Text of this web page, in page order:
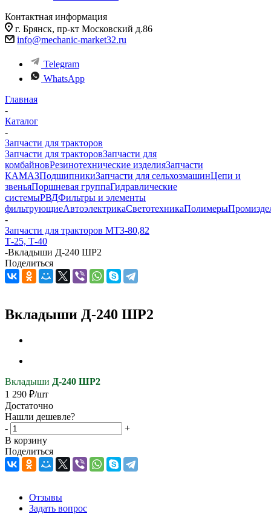
Контактная информация
г. Брянск, пр-кт Московский д.86
info@mechanic-market32.ru
Telegram
WhatsApp
Главная
-
Каталог
-
Запчасти для тракторов
Запчасти для тракторовЗапчасти для
комбайновРезинотехнические изделияЗапчасти
КАМАЗПодшипникиЗапчасти для сельхозмашинЦепи и
звеньяПоршневая группаГидравлические
системыРВДФильтры и элементы
фильтрующиеАвтоэлектрикаСветотехникаПолимеры
-
Запчасти для тракторов МТЗ-80,82
Т-25, Т-40
-Вкладыши Д-240 ШР2
Поделиться
Вкладыши Д-240 ШР2
Вкладыши Д-240 ШР2
1 290 ₽/шт
Достаточно
Нашли дешевле?
-
+
В корзину
Поделиться
Отзывы
Задать вопрос